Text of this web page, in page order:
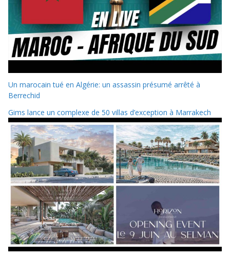
Un marocain tué en Algérie: un assassin présumé arrêté à
Berrechid
Gims lance un complexe de 50 villas d’exception à Marrakech